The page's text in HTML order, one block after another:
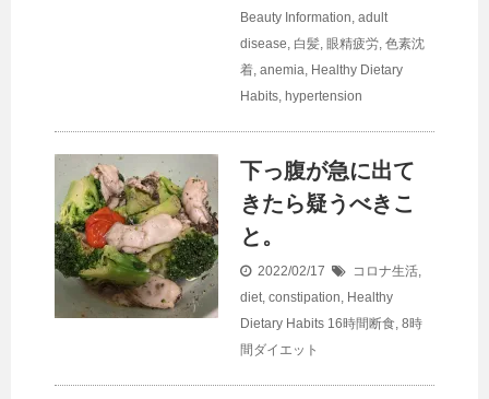
Beauty Information, adult
disease, 白髪, 眼精疲労, 色素沈
着, anemia, Healthy Dietary
Habits, hypertension
下っ腹が急に出て
きたら疑うべきこ
と。
2022/02/17 コロナ生活,
diet, constipation, Healthy
Dietary Habits 16時間断食, 8時
間ダイエット